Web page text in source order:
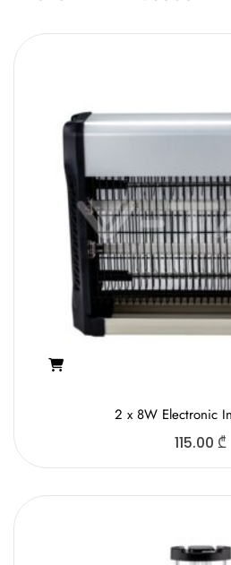
2 x 8W Electronic
115.00 ₾